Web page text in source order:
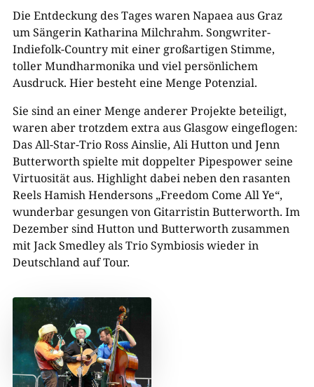
Die Entdeckung des Tages waren Napaea aus Graz
um Sängerin Katharina Milchrahm. Songwriter-
Indiefolk-Country mit einer großartigen Stimme,
toller Mundharmonika und viel persönlichem
Ausdruck. Hier besteht eine Menge Potenzial.
Sie sind an einer Menge anderer Projekte beteiligt,
waren aber trotzdem extra aus Glasgow eingeflogen:
Das All-Star-Trio Ross Ainslie, Ali Hutton und Jenn
Butterworth spielte mit doppelter Pipespower seine
Virtuosität aus. Highlight dabei neben den rasanten
Reels Hamish Hendersons „Freedom Come All Ye“,
wunderbar gesungen von Gitarristin Butterworth. Im
Dezember sind Hutton und Butterworth zusammen
mit Jack Smedley als Trio Symbiosis wieder in
Deutschland auf Tour.